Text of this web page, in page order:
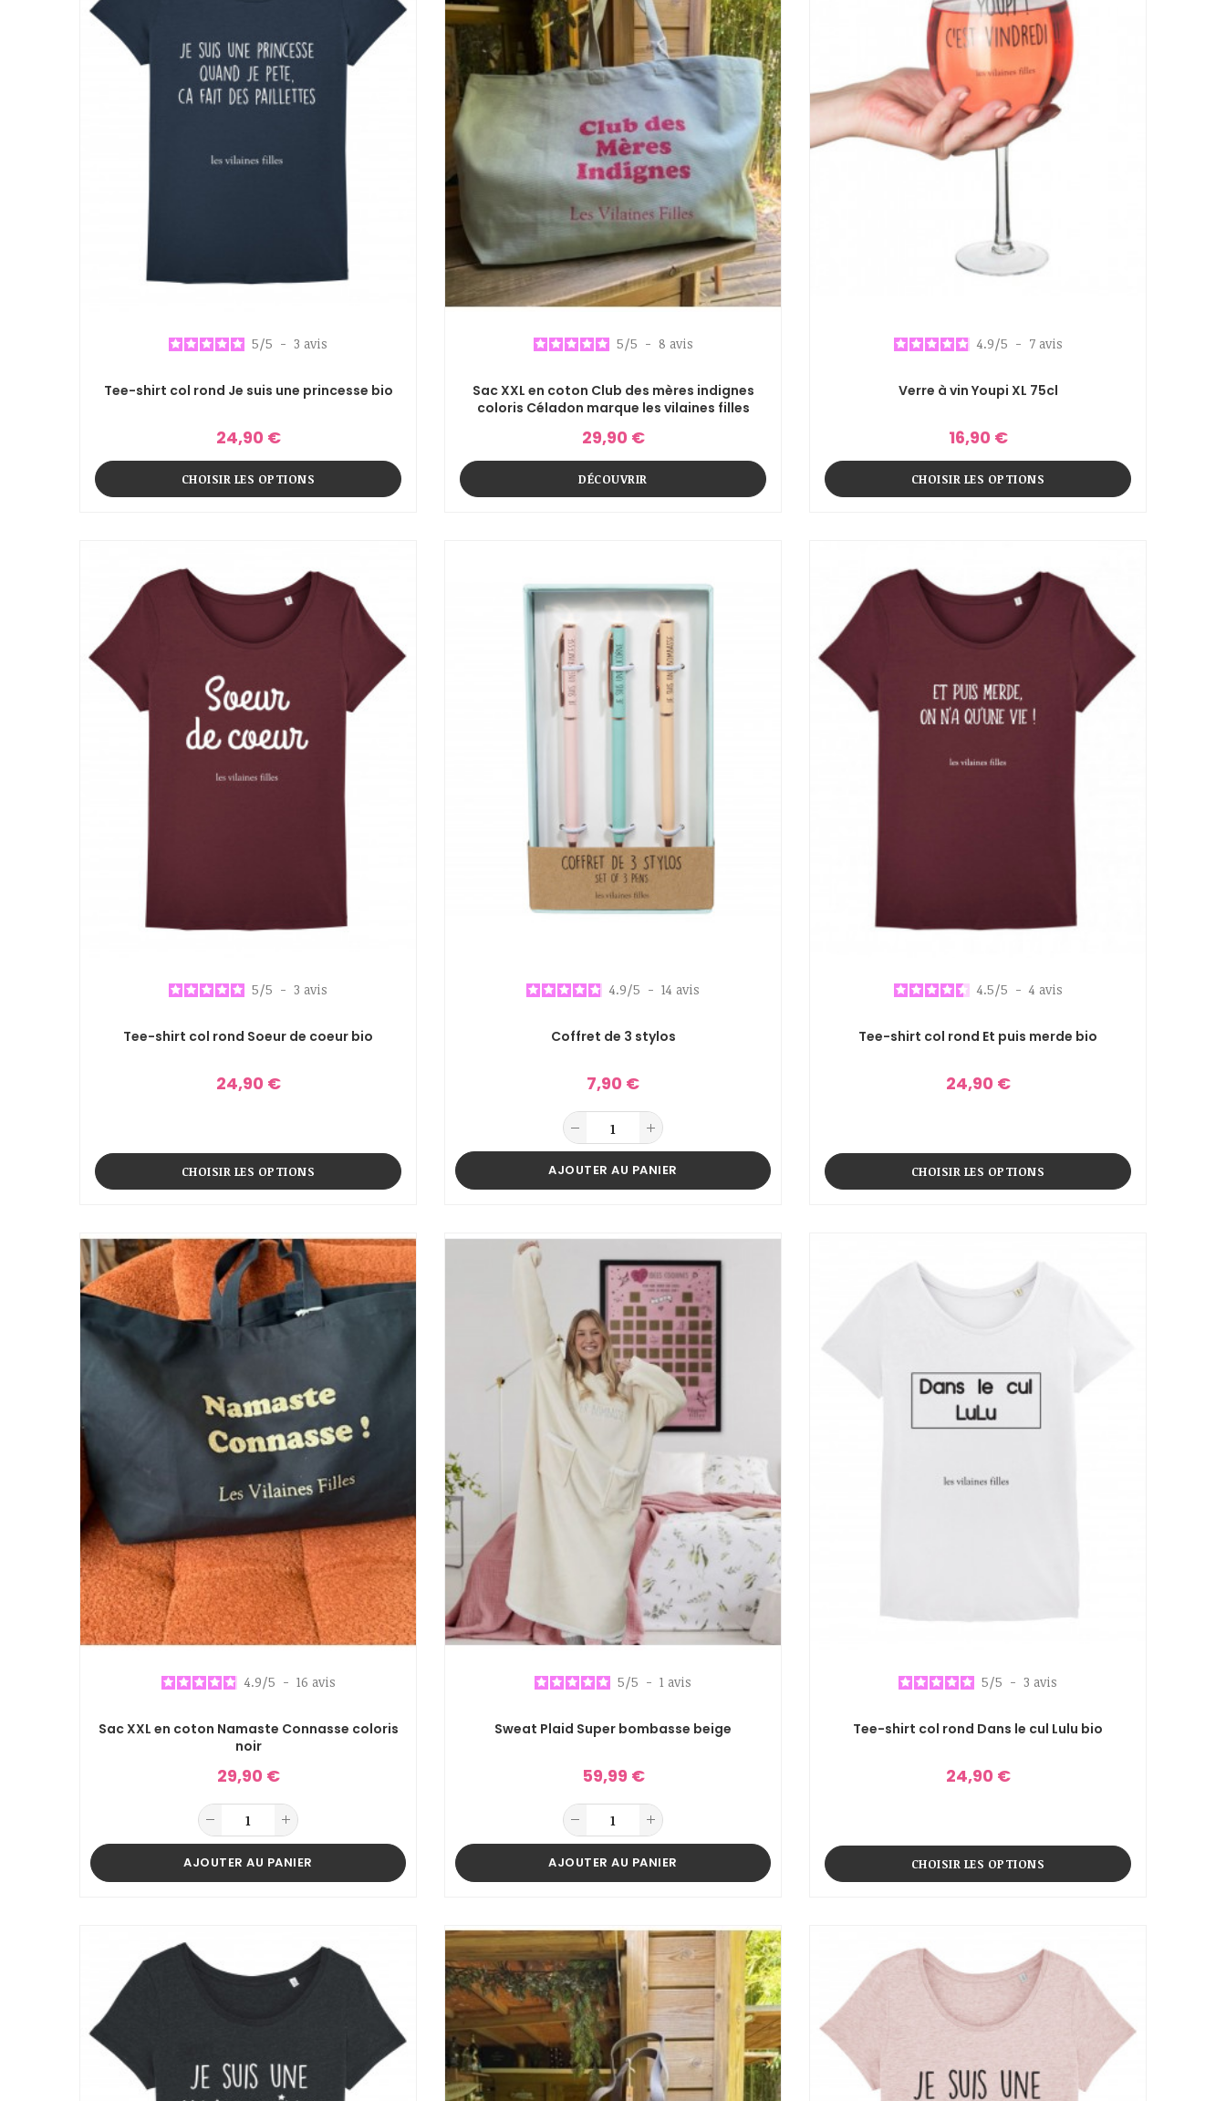
5/5 - 3 avis
Tee-shirt col rond Je suis une princesse bio
24,90 €
CHOISIR LES OPTIONS
5/5 - 8 avis
Sac XXL en coton Club des mères indignes
coloris Céladon marque les vilaines filles
29,90 €
DÉCOUVRIR
4.9/5 - 7 avis
Verre à vin Youpi XL 75cl
16,90 €
CHOISIR LES OPTIONS
5/5 - 3 avis
Tee-shirt col rond Soeur de coeur bio
24,90 €
CHOISIR LES OPTIONS
4.9/5 - 14 avis
Coffret de 3 stylos
7,90 €
AJOUTER AU PANIER
4.5/5 - 4 avis
Tee-shirt col rond Et puis merde bio
24,90 €
CHOISIR LES OPTIONS
4.9/5 - 16 avis
Sac XXL en coton Namaste Connasse coloris
noir
29,90 €
AJOUTER AU PANIER
5/5 - 1 avis
Sweat Plaid Super bombasse beige
59,99 €
AJOUTER AU PANIER
5/5 - 3 avis
Tee-shirt col rond Dans le cul Lulu bio
24,90 €
CHOISIR LES OPTIONS